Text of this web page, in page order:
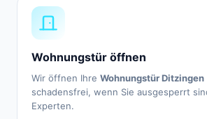
Wohnungstür öffnen
Wir öffnen Ihre Wohnungstür Ditzingen
schadensfrei, wenn Sie ausgesperrt
Experten.